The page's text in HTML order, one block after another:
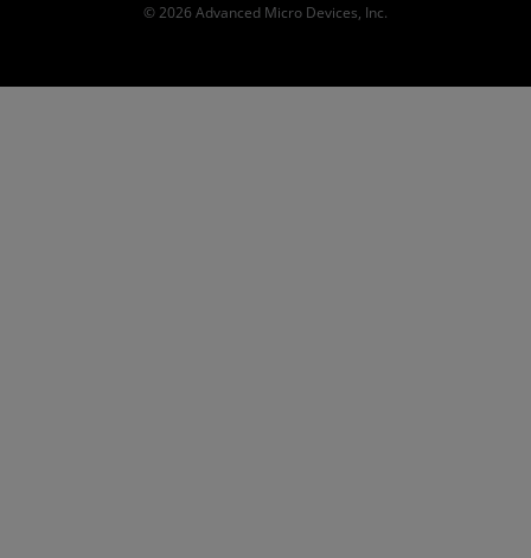
© 2026 Advanced Micro Devices, Inc.